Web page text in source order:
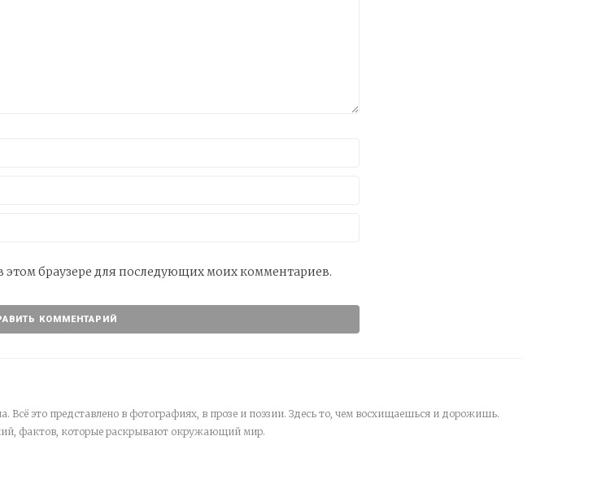
этом браузере для последующих моих комментариев.
это представлено в фотографиях, в прозе и поэзии. Здесь то, чем восхищаешься и дорожишь.
фактов, которые раскрывают окружающий мир.